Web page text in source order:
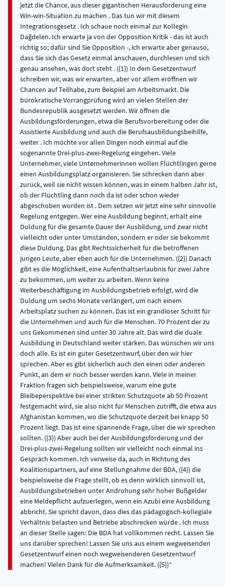
jetzt die Chance, aus dieser gigantischen Herausforderung eine
Win-win-Situation zu machen . Das tun wir mit diesem
Integrationsgesetz . Ich schaue noch einmal zur Kollegin
Dağdelen. Ich erwarte ja von der Opposition Kritik - das ist auch
richtig so; dafür sind Sie Opposition -, ich erwarte aber genauso,
dass Sie sich das Gesetz einmal anschauen, durchlesen und sich
genau ansehen, was dort steht . ({1}) In dem Gesetzentwurf
schreiben wir, was wir erwarten, aber vor allem eröffnen wir
Chancen auf Teilhabe, zum Beispiel am Arbeitsmarkt. Die
bürokratische Vorrangprüfung wird an vielen Stellen der
Bundesrepublik ausgesetzt werden. Wir öffnen die
Ausbildungsförderungen, etwa die Berufsvorbereitung oder die
Assistierte Ausbildung und auch die Berufsausbildungsbeihilfe,
weiter . Ich möchte vor allen Dingen noch einmal auf die
sogenannte Drei-plus-zwei-Regelung eingehen. Viele
Unternehmer, viele Unternehmerinnen wollen Flüchtlingen gerne
einen Ausbildungsplatz organisieren. Sie schrecken dann aber
zurück, weil sie nicht wissen können, was in einem halben Jahr ist,
ob der Flüchtling dann noch da ist oder schon wieder
abgeschoben worden ist . Dem setzen wir jetzt eine sehr sinnvolle
Regelung entgegen. Wer eine Ausbildung beginnt, erhält eine
Duldung für die gesamte Dauer der Ausbildung, und zwar nicht
vielleicht oder unter Umständen, sondern er oder sie bekommt
diese Duldung. Das gibt Rechtssicherheit für die betroffenen
jungen Leute, aber eben auch für die Unternehmen. ({2}) Danach
gibt es die Möglichkeit, eine Aufenthaltserlaubnis für zwei Jahre
zu bekommen, um weiter zu arbeiten. Wenn keine
Weiterbeschäftigung im Ausbildungsbetrieb erfolgt, wird die
Duldung um sechs Monate verlängert, um nach einem
Arbeitsplatz suchen zu können. Das ist ein grandioser Schritt für
die Unternehmen und auch für die Menschen. 70 Prozent der zu
uns Gekommenen sind unter 30 Jahre alt. Das wird die duale
Ausbildung in Deutschland weiter stärken. Das wünschen wir uns
doch alle. Es ist ein guter Gesetzentwurf, über den wir hier
sprechen. Aber es gibt sicherlich auch den einen oder anderen
Punkt, an dem er noch besser werden kann. Viele in meiner
Fraktion fragen sich beispielsweise, warum eine gute
Bleibeperspektive bei einer strikten Schutzquote ab 50 Prozent
festgemacht wird, sie also nicht für Menschen zutrifft, die etwa aus
Afghanistan kommen, wo die Schutzquote derzeit bei knapp 50
Prozent liegt. Das ist eine spannende Frage, über die wir sprechen
sollten. ({3}) Aber auch bei der Ausbildungsförderung und der
Drei-plus-zwei-Regelung sollten wir vielleicht noch einmal ins
Gespräch kommen. Ich verweise da, auch in Richtung des
Koalitionspartners, auf eine Stellungnahme der BDA, ({4}) die
beispielsweise die Frage stellt, ob es denn wirklich sinnvoll ist,
Ausbildungsbetrieben unter Androhung sehr hoher Bußgelder
eine Meldepflicht aufzuerlegen, wenn ein Azubi eine Ausbildung
abbricht. Sie spricht davon, dass dies das pädagogisch-kollegiale
Verhältnis belasten und Betriebe abschrecken würde . Ich muss
an dieser Stelle sagen: Die BDA hat vollkommen recht. Lassen Sie
uns darüber sprechen! Lassen Sie uns aus einem wegweisenden
Gesetzentwurf einen noch wegweisenderen Gesetzentwurf
machen! Vielen Dank für die Aufmerksamkeit. ({5})